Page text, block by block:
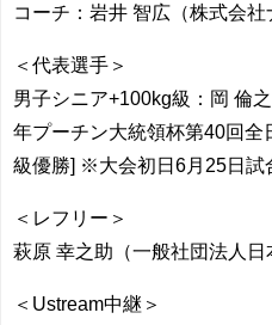
コーチ：岩井 智広（株式会社
＜代表選手＞
男子シニア+100kg級：岡 倫
年プーチン大統領杯第40回
級優勝] ※大会初日6月25日試
＜レフリー＞
萩原 幸之助（一般社団法人日
＜Ustream中継＞